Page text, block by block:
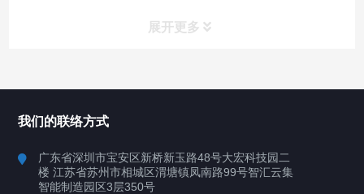
展开更多
行业案例
我们的联络方式
广东省深圳市宝安区新桥新玉路48号大宏科技园二
楼 江苏省苏州市相城区渭塘镇凤南路99号智汇云集
智能制造园区3层350号